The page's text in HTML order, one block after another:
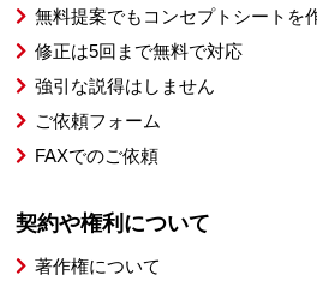
無料提案でもコンセプトシートを
修正は5回まで無料で対応
強引な説得はしません
ご依頼フォーム
FAXでのご依頼
契約や権利について
著作権について